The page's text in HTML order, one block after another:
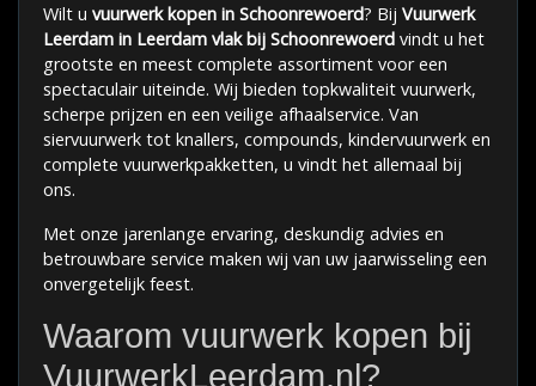
Wilt u vuurwerk kopen in Schoonrewoerd? Bij Vuurwerk
Leerdam in Leerdam vlak bij Schoonrewoerd vindt u het
grootste en meest complete assortiment voor een
spectaculair uiteinde. Wij bieden topkwaliteit vuurwerk,
scherpe prijzen en een veilige afhaalservice. Van
siervuurwerk tot knallers, compounds, kindervuurwerk en
complete vuurwerkpakketten, u vindt het allemaal bij
ons.
Met onze jarenlange ervaring, deskundig advies en
betrouwbare service maken wij van uw jaarwisseling een
onvergetelijk feest.
Waarom vuurwerk kopen bij
VuurwerkLeerdam.nl?